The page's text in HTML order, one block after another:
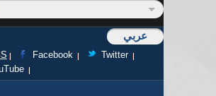
عربي
Facebook
Twitter